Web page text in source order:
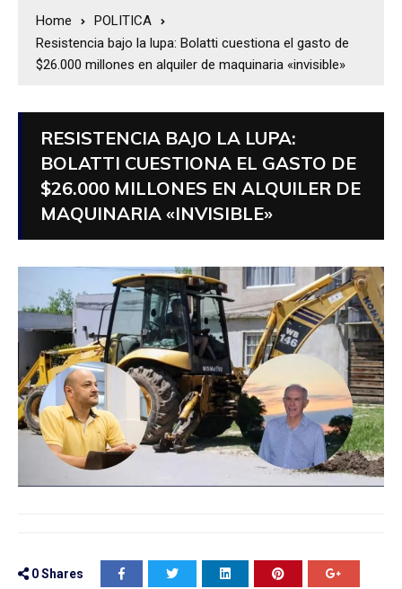
Home
POLITICA
Resistencia bajo la lupa: Bolatti cuestiona el gasto de
$26.000 millones en alquiler de maquinaria «invisible»
RESISTENCIA BAJO LA LUPA:
BOLATTI CUESTIONA EL GASTO DE
$26.000 MILLONES EN ALQUILER DE
MAQUINARIA «INVISIBLE»
0Shares